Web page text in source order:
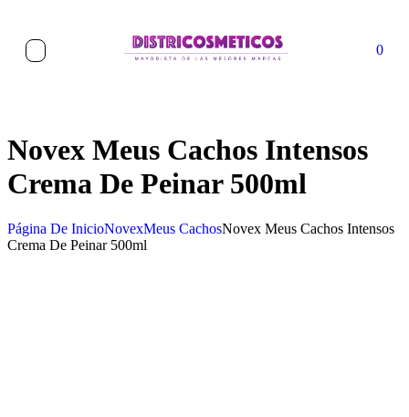
0
Novex Meus Cachos Intensos
Crema De Peinar 500ml
Página De InicioNovexMeus CachosNovex Meus Cachos Intensos
Crema De Peinar 500ml